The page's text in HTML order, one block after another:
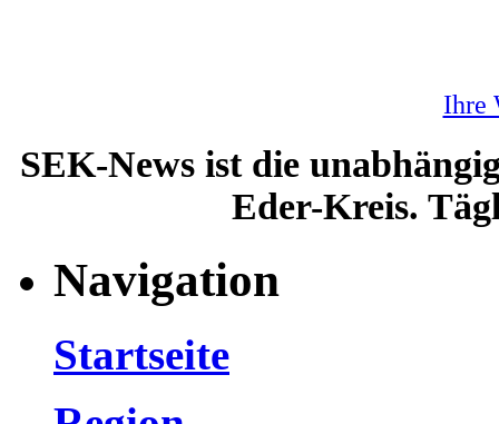
Ihre
SEK-News ist die
Eder-Kreis.
Navigation
Startseite